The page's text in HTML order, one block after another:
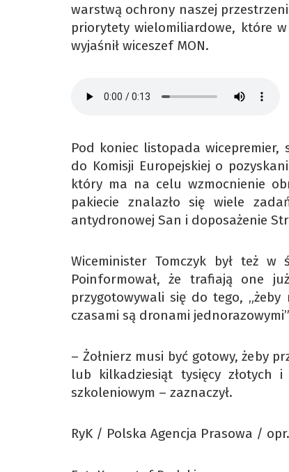
warstwą ochrony naszej
priorytety wielomiliardowe, które
wyjaśnił wiceszef MON.
Pod koniec listopada wicepremier,
do Komisji Europejskiej o
który ma na celu wzmocnienie
pakiecie znalazło się wiele
antydronowej San i doposażenie
Wiceminister Tomczyk był też
Poinformował, że trafiają one
przygotowywali się do tego,
czasami są dronami
– Żołnierz musi być gotowy, żeby
lub kilkadziesiąt tysięcy złotych
szkoleniowym – zaznaczył.
RyK / Polska Agencja Prasowa /